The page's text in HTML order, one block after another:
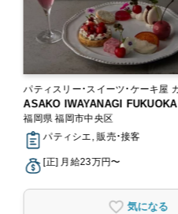
パティスリー・スイーツ・ケーキ屋 カフェ・レストラ
ン
ASAKO IWAYANAGI FUKUOKA
福岡県 福岡市中央区
パティシエ, 販売・接客
[正] 月給23万円〜
気になる